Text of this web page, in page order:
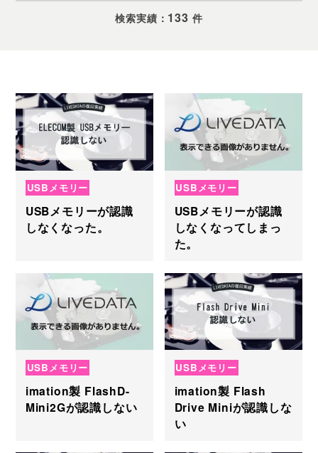
検索実績： 133 件
USBメモリー
USBメモリーが認識
しなくなった。
USBメモリー
USBメモリーが認識
しなくなってしまっ
た。
USBメモリー
imation製 FlashD-
Mini2Gが認識しない
USBメモリー
imation製 Flash
Drive Miniが認識しな
い